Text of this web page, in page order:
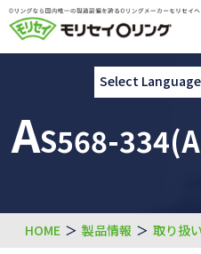
AS568-
Select Language
HOME ＞ 製品情報 ＞ 取り扱